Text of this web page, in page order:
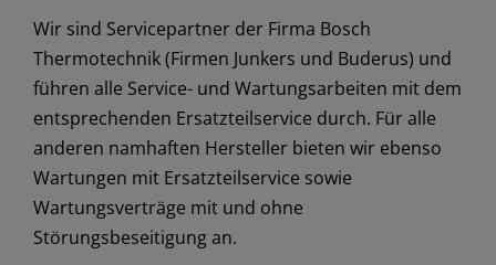
Wir sind Servicepartner der Firma Bosch
Thermotechnik (Firmen Junkers und Buderus) und
führen alle Service- und Wartungsarbeiten mit dem
entsprechenden Ersatzteilservice durch. Für alle
anderen namhaften Hersteller bieten wir ebenso
Wartungen mit Ersatzteilservice sowie
Wartungsverträge mit und ohne
Störungsbeseitigung an.